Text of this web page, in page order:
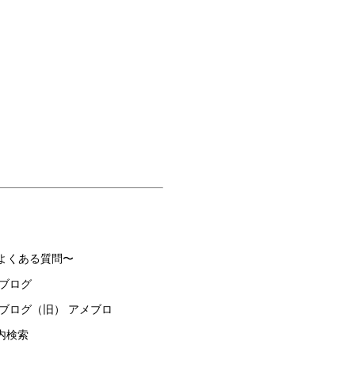
くある質問〜
ログ
ログ（旧） アメブロ
検索